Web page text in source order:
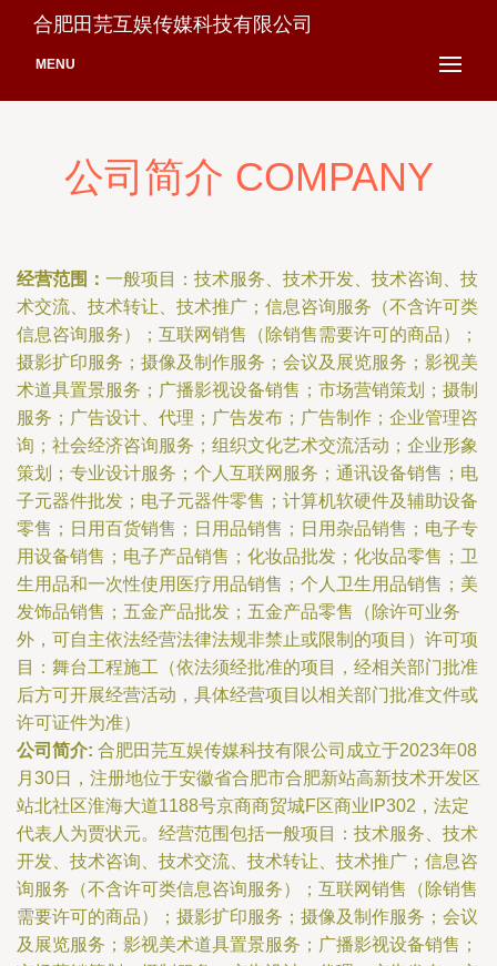
合肥田芫互娱传媒科技有限公司
MENU
公司简介 COMPANY
经营范围： 一般项目：技术服务、技术开发、技术咨询、技
术交流、技术转让、技术推广；信息咨询服务（不含许可类
信息咨询服务）；互联网销售（除销售需要许可的商品）；
摄影扩印服务；摄像及制作服务；会议及展览服务；影视美
术道具置景服务；广播影视设备销售；市场营销策划；摄制
服务；广告设计、代理；广告发布；广告制作；企业管理咨
询；社会经济咨询服务；组织文化艺术交流活动；企业形象
策划；专业设计服务；个人互联网服务；通讯设备销售；电
子元器件批发；电子元器件零售；计算机软硬件及辅助设备
零售；日用百货销售；日用品销售；日用杂品销售；电子专
用设备销售；电子产品销售；化妆品批发；化妆品零售；卫
生用品和一次性使用医疗用品销售；个人卫生用品销售；美
发饰品销售；五金产品批发；五金产品零售（除许可业务
外，可自主依法经营法律法规非禁止或限制的项目）许可项
目：舞台工程施工（依法须经批准的项目，经相关部门批准
后方可开展经营活动，具体经营项目以相关部门批准文件或
许可证件为准）
公司简介: 合肥田芫互娱传媒科技有限公司成立于2023年08
月30日，注册地位于安徽省合肥市合肥新站高新技术开发区
站北社区淮海大道1188号京商商贸城F区商业IP302，法定
代表人为贾状元。经营范围包括一般项目：技术服务、技术
开发、技术咨询、技术交流、技术转让、技术推广；信息咨
询服务（不含许可类信息咨询服务）；互联网销售（除销售
需要许可的商品）；摄影扩印服务；摄像及制作服务；会议
及展览服务；影视美术道具置景服务；广播影视设备销售；